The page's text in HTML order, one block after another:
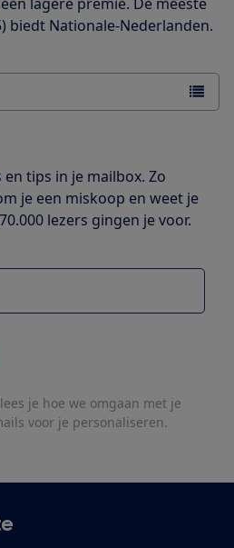
biedt Nationale-Nederlanden.
tips in je mailbox. Zo
je een miskoop en weet je
lezers gingen je voor.
lees je hoe we omgaan met je
voor je personaliseren.